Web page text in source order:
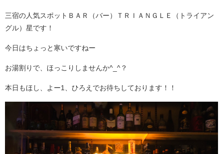
三宿の人気スポットＢＡＲ（バー）ＴＲＩＡＮＧＬＥ（トライアン
グル）星です！
今日はちょっと寒いですねー
お湯割りで、ほっこりしませんか^_^？
本日もほし、よー1、ひろえでお待ちしております！！